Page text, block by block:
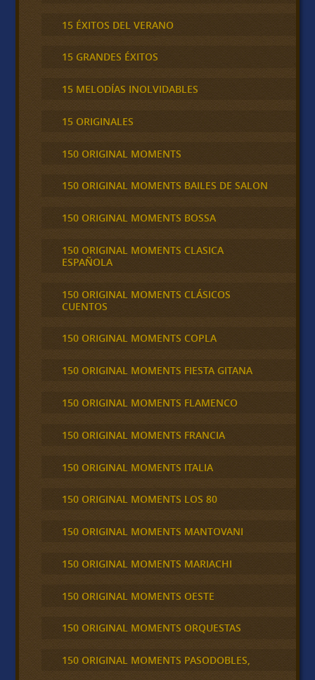
15 ÉXITOS DEL VERANO
15 GRANDES ÉXITOS
15 MELODÍAS INOLVIDABLES
15 ORIGINALES
150 ORIGINAL MOMENTS
150 ORIGINAL MOMENTS BAILES DE SALON
150 ORIGINAL MOMENTS BOSSA
150 ORIGINAL MOMENTS CLASICA
ESPAÑOLA
150 ORIGINAL MOMENTS CLÁSICOS
CUENTOS
150 ORIGINAL MOMENTS COPLA
150 ORIGINAL MOMENTS FIESTA GITANA
150 ORIGINAL MOMENTS FLAMENCO
150 ORIGINAL MOMENTS FRANCIA
150 ORIGINAL MOMENTS ITALIA
150 ORIGINAL MOMENTS LOS 80
150 ORIGINAL MOMENTS MANTOVANI
150 ORIGINAL MOMENTS MARIACHI
150 ORIGINAL MOMENTS OESTE
150 ORIGINAL MOMENTS ORQUESTAS
150 ORIGINAL MOMENTS PASODOBLES,